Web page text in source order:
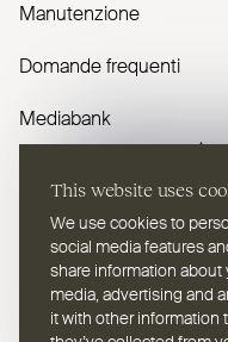
This website uses
We use cookies to
social media features
share information about
media, advertising and
it with other information
Manutenzione
Domande frequenti
Mediabank